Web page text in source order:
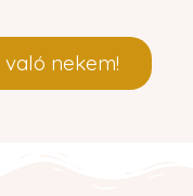
nekem!